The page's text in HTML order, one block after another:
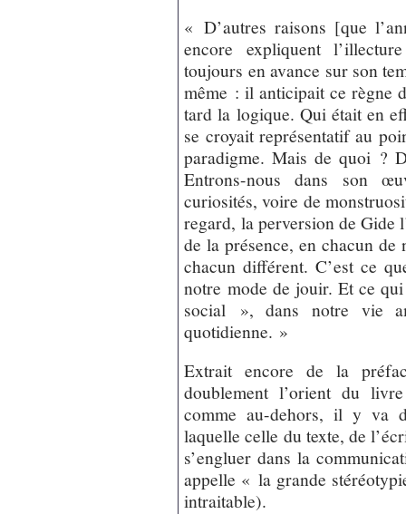
« D’autres raisons [que
encore expliquent
toujours en avance sur son
même : il anticipait ce règne
tard la logique. Qui était en
se croyait représentatif au
paradigme. Mais de quoi ?
Entrons-nous dans son
curiosités, voire de
regard, la perversion de Gide
de la présence, en chacun
chacun différent. C’est ce
notre mode de jouir. Et ce
social », dans notre vie
quotidienne. »
Extrait encore de la
doublement l’orient du
comme au-dehors, il y va
laquelle celle du texte, de
s’engluer dans la
appelle « la grande
intraitable).